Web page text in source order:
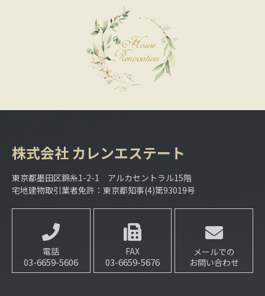
株式会社 カレンエステート
東京都墨田区錦糸1-2-1 アルカセントラル15階
宅地建物取引業者免許：東京都知事(4)第93019号
電話
03-6659-5606
FAX
03-6659-5676
メールでの
お問い合わせ